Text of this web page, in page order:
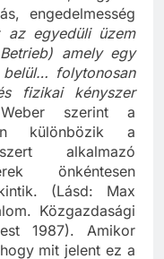
engedelmesség
az egyedüli üzem
amely egy
folytonosan
fizikai kényszer
szerint a
különbözik a
alkalmazó
önkéntesen
(Lásd: Max
Közgazdasági
1987). Amikor
mit jelent ez a